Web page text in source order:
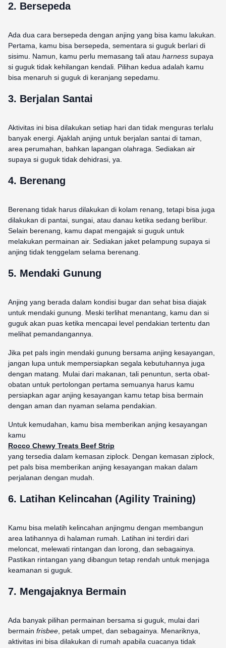
2. Bersepeda
Ada dua cara bersepeda dengan anjing yang bisa kamu lakukan.
Pertama, kamu bisa bersepeda, sementara si guguk berlari di
sisimu. Namun, kamu perlu memasang tali atau harness supaya
si guguk tidak kehilangan kendali. Pilihan kedua adalah kamu
bisa menaruh si guguk di keranjang sepedamu.
3. Berjalan Santai
Aktivitas ini bisa dilakukan setiap hari dan tidak menguras terlalu
banyak energi. Ajaklah anjing untuk berjalan santai di taman,
area perumahan, bahkan lapangan olahraga. Sediakan air
supaya si guguk tidak dehidrasi, ya.
4. Berenang
Berenang tidak harus dilakukan di kolam renang, tetapi bisa juga
dilakukan di pantai, sungai, atau danau ketika sedang berlibur.
Selain berenang, kamu dapat mengajak si guguk untuk
melakukan permainan air. Sediakan jaket pelampung supaya si
anjing tidak tenggelam selama berenang.
5. Mendaki Gunung
Anjing yang berada dalam kondisi bugar dan sehat bisa diajak
untuk mendaki gunung. Meski terlihat menantang, kamu dan si
guguk akan puas ketika mencapai level pendakian tertentu dan
melihat pemandangannya.
Jika pet pals ingin mendaki gunung bersama anjing kesayangan,
jangan lupa untuk mempersiapkan segala kebutuhannya juga
dengan matang. Mulai dari makanan, tali penuntun, serta obat-
obatan untuk pertolongan pertama semuanya harus kamu
persiapkan agar anjing kesayangan kamu tetap bisa bermain
dengan aman dan nyaman selama pendakian.
Untuk kemudahan, kamu bisa memberikan anjing kesayangan
kamu
Rocco Chewy Treats Beef Strip
yang tersedia dalam kemasan ziplock. Dengan kemasan ziplock,
pet pals bisa memberikan anjing kesayangan makan dalam
perjalanan dengan mudah.
6. Latihan Kelincahan (Agility Training)
Kamu bisa melatih kelincahan anjingmu dengan membangun
area latihannya di halaman rumah. Latihan ini terdiri dari
meloncat, melewati rintangan dan lorong, dan sebagainya.
Pastikan rintangan yang dibangun tetap rendah untuk menjaga
keamanan si guguk.
7. Mengajaknya Bermain
Ada banyak pilihan permainan bersama si guguk, mulai dari
bermain frisbee , petak umpet, dan sebagainya. Menariknya,
aktivitas ini bisa dilakukan di rumah apabila cuacanya tidak